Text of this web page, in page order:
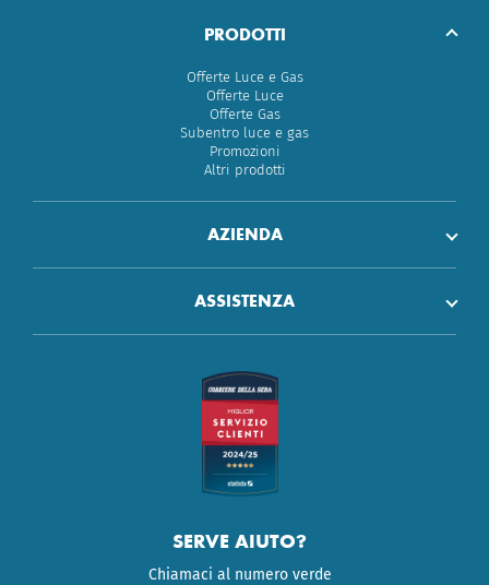
PRODOTTI
Offerte Luce e Gas
Offerte Luce
Offerte Gas
Subentro luce e gas
Promozioni
Altri prodotti
AZIENDA
ASSISTENZA
SERVE AIUTO?
Chiamaci al numero verde